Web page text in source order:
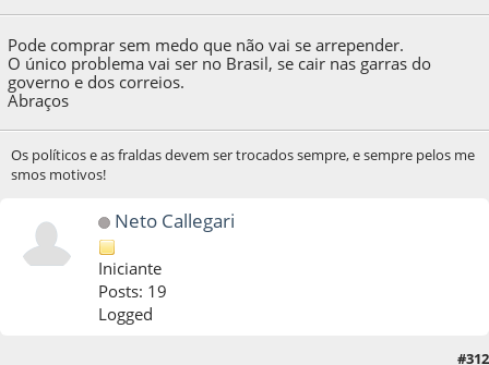
Pode comprar sem medo que não vai se arrepender.
O único problema vai ser no Brasil, se cair nas garras do
governo e dos correios.
Abraços
Os políticos e as fraldas devem ser trocados sempre, e sempre pelos me
smos motivos!
Neto Callegari
Iniciante
Posts: 19
Logged
#312